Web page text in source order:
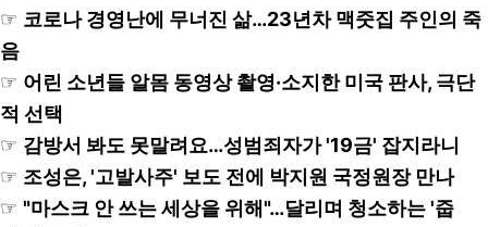
☞ 코로나 경영난에 무너진 삶…23년차 맥줏집 주인의 죽
음
☞ 어린 소년들 알몸 동영상 촬영·소지한 미국 판사, 극단
적 선택
☞ 감방서 봐도 못말려요…성범죄자가 '19금' 잡지라니
☞ 조성은, '고발사주' 보도 전에 박지원 국정원장 만나
☞ "마스크 안 쓰는 세상을 위해"…달리며 청소하는 '줍